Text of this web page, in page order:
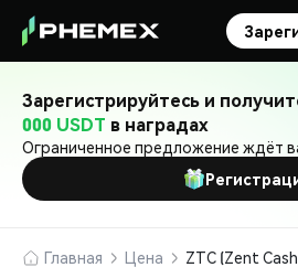
Зарегистрируйтесь и
000 USDT в наградах
Ограниченное предложение ждёт
Главная Цена ZTC (Zent